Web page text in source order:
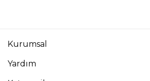
Kurumsal
Yardım